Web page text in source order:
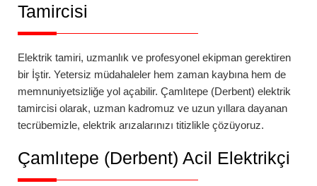
Tamircisi
Elektrik tamiri, uzmanlık ve profesyonel ekipman gerektiren
bir İştir. Yetersiz müdahaleler hem zaman kaybına hem de
memnuniyetsizliğe yol açabilir. Çamlıtepe (Derbent) elektrik
tamircisi olarak, uzman kadromuz ve uzun yıllara dayanan
tecrübemizle, elektrik arızalarınızı titizlikle çözüyoruz.
Çamlıtepe (Derbent) Acil Elektrikçi